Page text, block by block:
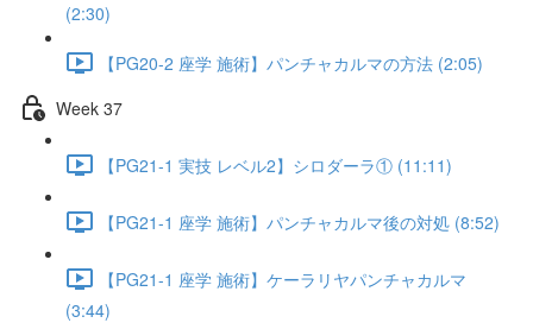
(2:30)
【PG20-2 座学 施術】パンチャカルマの方法 (2:05)
Week 37
【PG21-1 実技 レベル2】シロダーラ① (11:11)
【PG21-1 座学 施術】パンチャカルマ後の対処 (8:52)
【PG21-1 座学 施術】ケーラリヤパンチャカルマ
(3:44)